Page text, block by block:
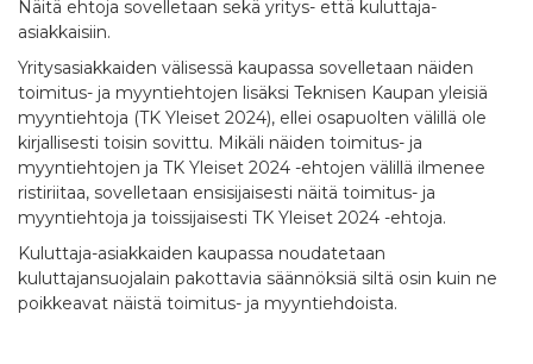
Näitä ehtoja sovelletaan sekä yritys- että kuluttaja-
asiakkaisiin.
Yritysasiakkaiden välisessä kaupassa sovelletaan näiden
toimitus- ja myyntiehtojen lisäksi Teknisen Kaupan yleisiä
myyntiehtoja (TK Yleiset 2024), ellei osapuolten välillä ole
kirjallisesti toisin sovittu. Mikäli näiden toimitus- ja
myyntiehtojen ja TK Yleiset 2024 -ehtojen välillä ilmenee
ristiriitaa, sovelletaan ensisijaisesti näitä toimitus- ja
myyntiehtoja ja toissijaisesti TK Yleiset 2024 -ehtoja.
Kuluttaja-asiakkaiden kaupassa noudatetaan
kuluttajansuojalain pakottavia säännöksiä siltä osin kuin ne
poikkeavat näistä toimitus- ja myyntiehdoista.